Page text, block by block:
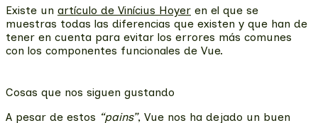
Existe un artículo de Vinícius Hoyer en el que se
muestras todas las diferencias que existen y que han de
tener en cuenta para evitar los errores más comunes
con los componentes funcionales de Vue.
Cosas que nos siguen gustando
A pesar de estos “pains”, Vue nos ha dejado un buen